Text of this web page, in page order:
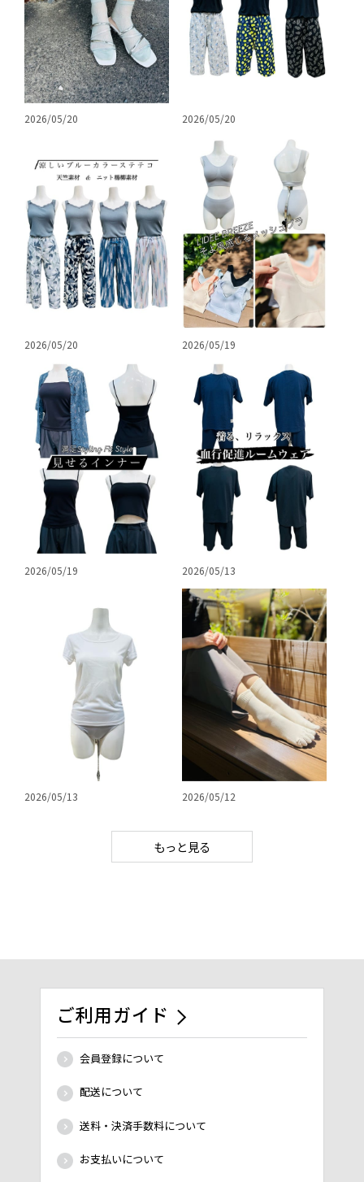
2026/05/20 2026/05/20
2026/05/20 2026/05/19
2026/05/19 2026/05/13
2026/05/13 2026/05/12
もっと見る
ご利用ガイド
会員登録について
配送について
送料・決済手数料について
お支払いについて